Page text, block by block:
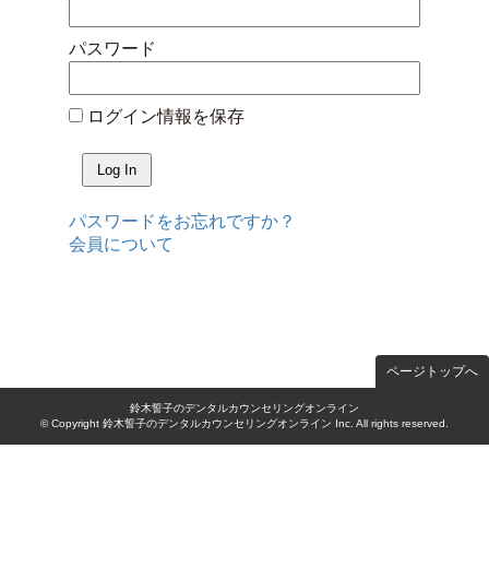
パスワード
ログイン情報を保存
パスワードをお忘れですか？
会員について
ページトップへ
鈴木誓子のデンタルカウンセリングオンライン
© Copyright 鈴木誓子のデンタルカウンセリングオンライン Inc. All rights reserved.